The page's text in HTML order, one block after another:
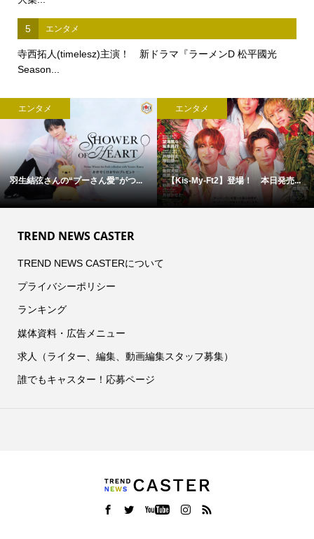
5 エンタメ
寺西拓人(timelesz)主演！ 新ドラマ『ラーメンD 松平國光
Season...
エンタメ
羽生結弦さんの“プーさん愛”がつ...
エンタメ
【Kis-My-Ft2】登場！ 本日発売...
TREND NEWS CASTER
TREND NEWS CASTERについて
プライバシーポリシー
ランキング
媒体資料・広告メニュー
求人（ライター、編集、動画編集スタッフ募集）
誰でもキャスター！応募ページ